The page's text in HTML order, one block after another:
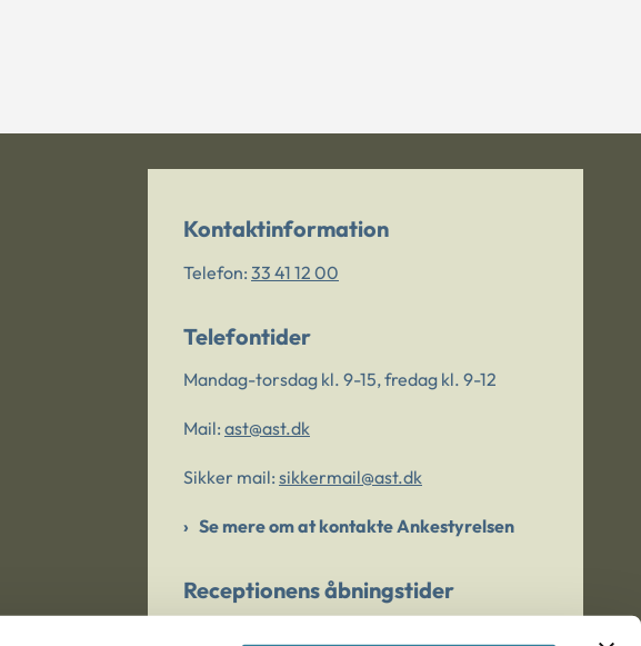
Kontaktinformation
Telefon: 33 41 12 00
Telefontider
Mandag-torsdag kl. 9-15, fredag kl. 9-12
Mail: ast@ast.dk
Sikker mail: sikkermail@ast.dk
Se mere om at kontakte Ankestyrelsen
Receptionens åbningstider